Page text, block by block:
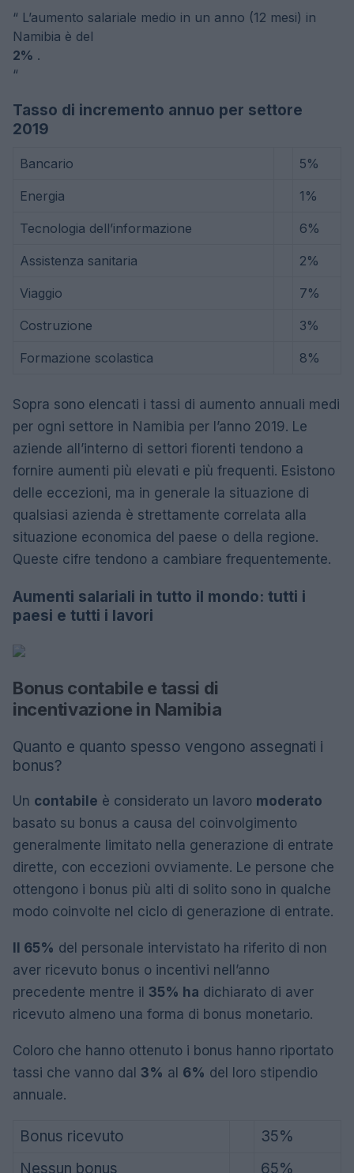
“ L’aumento salariale medio in un anno (12 mesi) in
Namibia è del
2% .
“
Tasso di incremento annuo per settore
2019
Bancario 5%
Energia 1%
Tecnologia dell’informazione 6%
Assistenza sanitaria 2%
Viaggio 7%
Costruzione 3%
Formazione scolastica 8%
Sopra sono elencati i tassi di aumento annuali medi
per ogni settore in Namibia per l’anno 2019. Le
aziende all’interno di settori fiorenti tendono a
fornire aumenti più elevati e più frequenti. Esistono
delle eccezioni, ma in generale la situazione di
qualsiasi azienda è strettamente correlata alla
situazione economica del paese o della regione.
Queste cifre tendono a cambiare frequentemente.
Aumenti salariali in tutto il mondo: tutti i
paesi e tutti i lavori
Bonus contabile e tassi di
incentivazione in Namibia
Quanto e quanto spesso vengono assegnati i
bonus?
Un contabile è considerato un lavoro moderato
basato su bonus a causa del coinvolgimento
generalmente limitato nella generazione di entrate
dirette, con eccezioni ovviamente. Le persone che
ottengono i bonus più alti di solito sono in qualche
modo coinvolte nel ciclo di generazione di entrate.
Il 65% del personale intervistato ha riferito di non
aver ricevuto bonus o incentivi nell’anno
precedente mentre il 35% ha dichiarato di aver
ricevuto almeno una forma di bonus monetario.
Coloro che hanno ottenuto i bonus hanno riportato
tassi che vanno dal 3% al 6% del loro stipendio
annuale.
Bonus ricevuto
35%
Nessun bonus
65%